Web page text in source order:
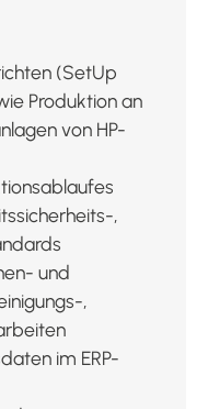
(SetUp
Produktion an
von HP-
,
und
,
im ERP-